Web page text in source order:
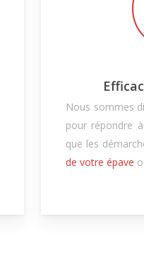
Nous sommes
pour répondre
que les
de votre épave